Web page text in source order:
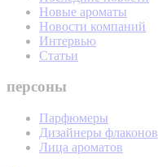
Новые ароматы
Новости компаний
Интервью
Статьи
персоны
Парфюмеры
Дизайнеры флаконов
Лица ароматов